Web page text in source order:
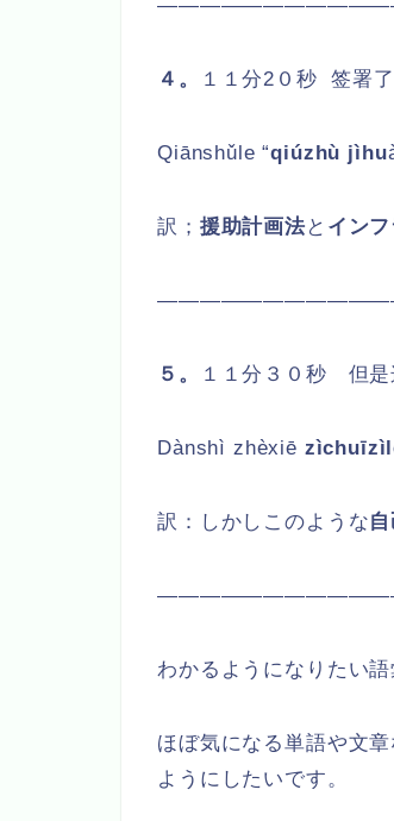
４。 １１分2０秒 签署
Qiānshǔle “qiúzhù jìhu
訳； 援助計画法 と イン
５。 １１分３０秒 但是
Dànshì zhèxiē
訳：しかしこのような
わかるようになりたい語
ほぼ気になる単語や文
ようにしたいです。